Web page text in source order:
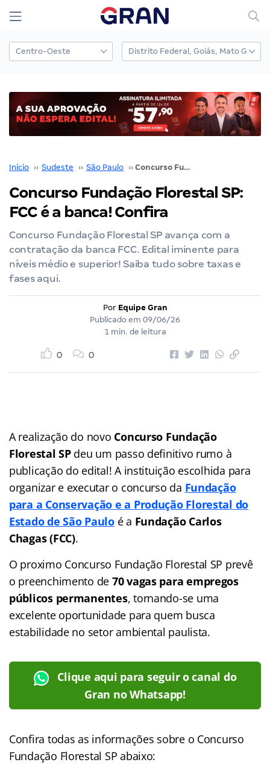
Início ›› Sudeste ›› São Paulo ›› Concurso Fundação Florestal SP: FCC é a banca! Confira
Concurso Fundação Florestal SP:
FCC é a banca! Confira
Concurso Fundação Florestal SP avança com a
contratação da banca FCC. Edital iminente para
níveis médio e superior! Saiba tudo sobre taxas e
fases aqui.
Por Equipe Gran
Publicado em 09/06/26
1 min. de leitura
0 0
A realização do novo Concurso Fundação
Florestal SPdeu um passo definitivo rumo à
publicação do edital! A instituição escolhida para
organizar e executar o concurso da Fundação
para a Conservação e a Produção Florestal do
Estado de São Pauloé a Fundação Carlos
Chagas (FCC).
O proximo Concurso Fundação Florestal SP prevê
o preenchimento de 70 vagas para empregos
públicos permanentes, tornando-se uma
excelente oportunidade para quem busca
estabilidade no setor ambiental paulista.
Clique aqui para seguir o canal do
Gran no Whatsapp!
Confira todas as informações sobre o Concurso
Fundação Florestal SP abaixo: